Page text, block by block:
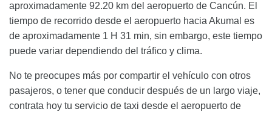
aproximadamente 92.20 km del aeropuerto de Cancún. El
tiempo de recorrido desde el aeropuerto hacia Akumal es
de aproximadamente 1 H 31 min, sin embargo, este tiempo
puede variar dependiendo del tráfico y clima.
No te preocupes más por compartir el vehículo con otros
pasajeros, o tener que conducir después de un largo viaje,
contrata hoy tu servicio de taxi desde el aeropuerto de